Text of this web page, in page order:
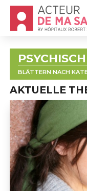
Accueil - Acteur
BLÄTTERN NACH
AKTUELLE